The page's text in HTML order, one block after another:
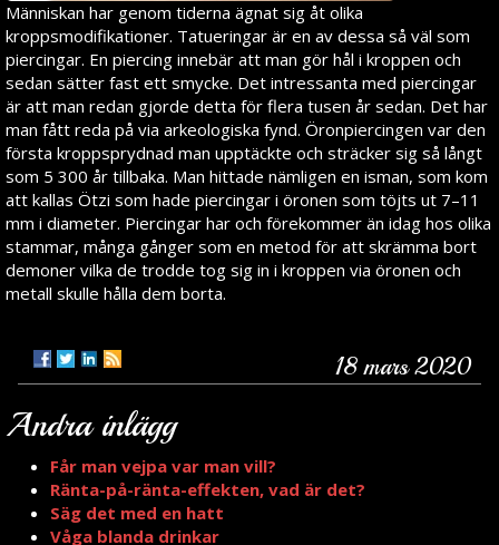
Människan har genom tiderna ägnat sig åt olika
kroppsmodifikationer. Tatueringar är en av dessa så väl som
piercingar. En piercing innebär att man gör hål i kroppen och
sedan sätter fast ett smycke. Det intressanta med piercingar
är att man redan gjorde detta för flera tusen år sedan. Det har
man fått reda på via arkeologiska fynd. Öronpiercingen var den
första kroppsprydnad man upptäckte och sträcker sig så långt
som 5 300 år tillbaka. Man hittade nämligen en isman, som kom
att kallas Ötzi som hade piercingar i öronen som töjts ut 7–11
mm i diameter. Piercingar har och förekommer än idag hos olika
stammar, många gånger som en metod för att skrämma bort
demoner vilka de trodde tog sig in i kroppen via öronen och
metall skulle hålla dem borta.
18 mars 2020
Andra inlägg
Får man vejpa var man vill?
Ränta-på-ränta-effekten, vad är det?
Säg det med en hatt
Våga blanda drinkar